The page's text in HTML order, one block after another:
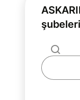
şubeleri